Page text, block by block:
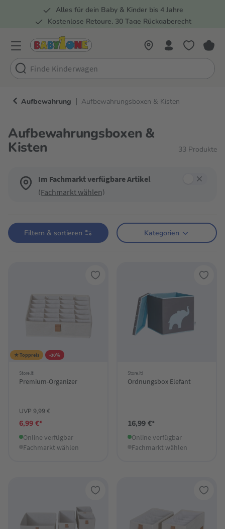
Zur Hauptnavigation springen
Alles für dein Baby & Kinder bis 4 Jahre
Kostenlose Retoure, 30 Tage Rückgaberecht
Aufbewahrung | Aufbewahrungsboxen & Kisten
Aufbewahrungsboxen &
Kisten
33 Produkte
Im Fachmarkt verfügbare Artikel
(Fachmarkt wählen)
Filtern & sortieren Kategorien
★ Toppreis -30%
Store.it!
Premium-Organizer
UVP 9,99 €
6,99 €*
Online verfügbar
Fachmarkt wählen
Store.it!
Ordnungsbox Elefant
16,99 €*
Online verfügbar
Fachmarkt wählen